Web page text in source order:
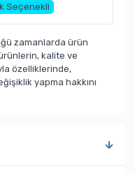
Seçenekli
zamanlarda ürün
kalite ve
özelliklerinde,
yapma hakkını